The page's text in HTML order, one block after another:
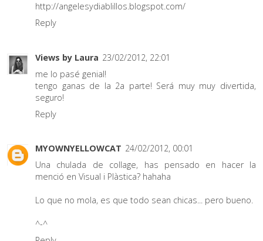
http://angelesydiablillos.blogspot.com/
Reply
Views by Laura 23/02/2012, 22:01
me lo pasé genial!
tengo ganas de la 2a parte! Será muy muy divertida,
seguro!
Reply
MYOWNYELLOWCAT 24/02/2012, 00:01
Una chulada de collage, has pensado en hacer la
menció en Visual i Plàstica? hahaha
Lo que no mola, es que todo sean chicas... pero bueno.
^-^